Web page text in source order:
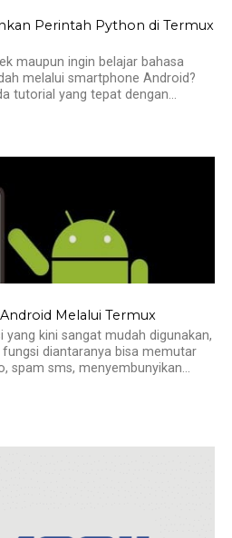
Perintah Python di Termux
maupun ingin belajar bahasa
melalui smartphone Android?
tutorial yang tepat dengan...
Melalui Termux
yang kini sangat mudah digunakan,
diantaranya bisa memutar
spam sms, menyembunyikan...